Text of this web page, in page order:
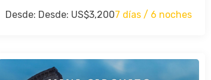
Desde: Desde: US$3,2007 días / 6 noches